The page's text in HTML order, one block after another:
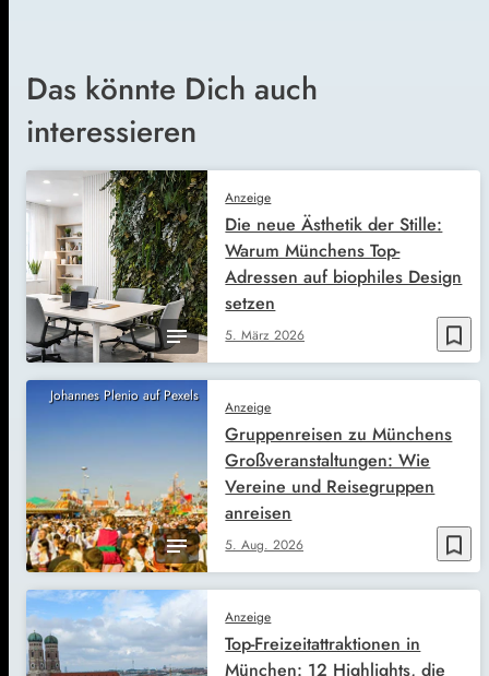
Das könnte Dich auch
interessieren
bookmark_border
Anzeige
5. März 2026
Die neue Ästhetik der Stille:
Warum Münchens Top-
Adressen auf biophiles Design
setzen
Johannes Plenio auf Pexels
bookmark_border
Anzeige
5. Aug. 2026
Gruppenreisen zu Münchens
Großveranstaltungen: Wie
Vereine und Reisegruppen
anreisen
Anzeige
Top-Freizeitattraktionen in
München: 12 Highlights, die